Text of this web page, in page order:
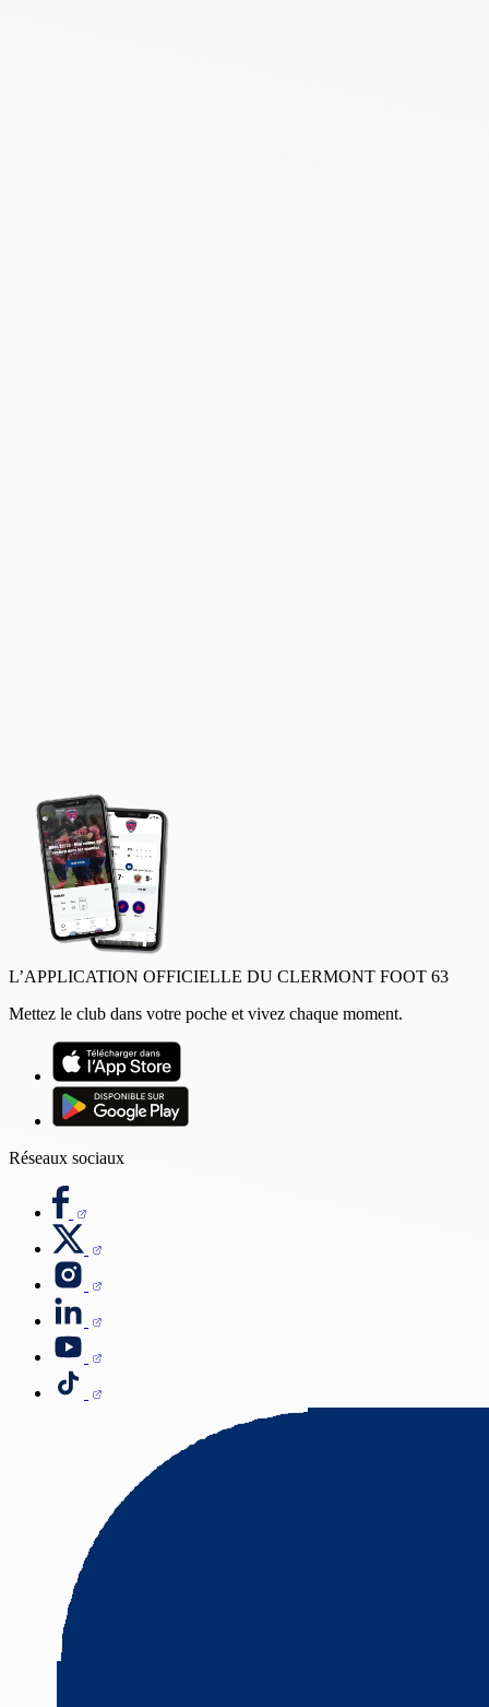
L’APPLICATION OFFICIELLE DU CLERMONT FOOT 63
Mettez le club dans votre poche et vivez chaque moment.
Réseaux sociaux